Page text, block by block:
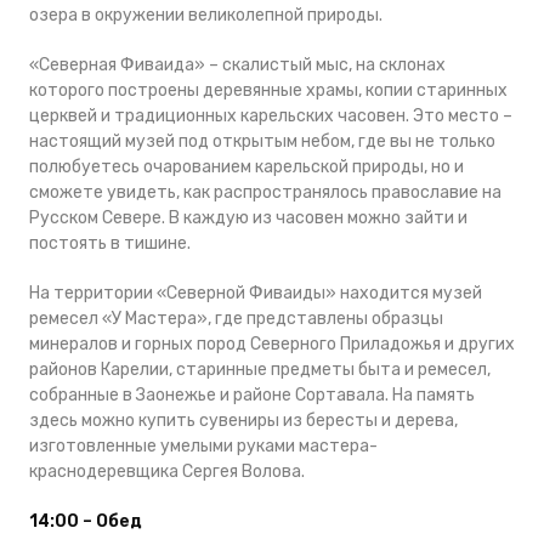
озера в окружении великолепной природы.
«Северная Фиваида» – скалистый мыс, на склонах
которого построены деревянные храмы, копии старинных
церквей и традиционных карельских часовен. Это место –
настоящий музей под открытым небом, где вы не только
полюбуетесь очарованием карельской природы, но и
сможете увидеть, как распространялось православие на
Русском Севере. В каждую из часовен можно зайти и
постоять в тишине.
На территории «Северной Фиваиды» находится музей
ремесел «У Мастера», где представлены образцы
минералов и горных пород Северного Приладожья и других
районов Карелии, старинные предметы быта и ремесел,
собранные в Заонежье и районе Сортавала. На память
здесь можно купить сувениры из бересты и дерева,
изготовленные умелыми руками мастера-
краснодеревщика Сергея Волова.
14:00 – Обед